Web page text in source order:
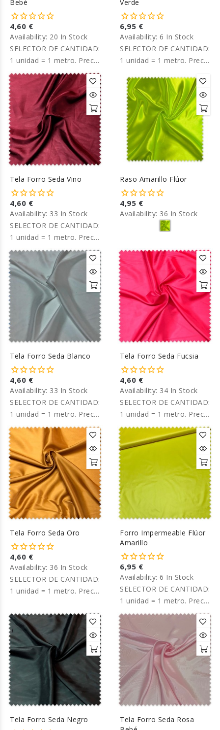
Bebé
4,60 €
Availability: 20 In Stock
SELECTOR DE CANTIDAD:
1 unidad = 1 metro. Precio
por metro.
Verde
6,95 €
Availability: 6 In Stock
SELECTOR DE CANTIDAD:
1 unidad = 1 metro. Precio
Tela Forro Seda Vino
4,60 €
Availability: 33 In Stock
SELECTOR DE CANTIDAD:
1 unidad = 1 metro. Precio
por metro.
Raso Amarillo Flúor
4,95 €
Availability: 36 In Stock
Tela Forro Seda Blanco
4,60 €
Availability: 33 In Stock
SELECTOR DE CANTIDAD:
1 unidad = 1 metro. Precio
por metro.
Tela Forro Seda Fucsia
4,60 €
Availability: 34 In Stock
SELECTOR DE CANTIDAD:
1 unidad = 1 metro. Precio
por metro.
Tela Forro Seda Oro
4,60 €
Availability: 36 In Stock
SELECTOR DE CANTIDAD:
1 unidad = 1 metro. Precio
Forro Impermeable Flúor
Amarillo
6,95 €
Availability: 6 In Stock
SELECTOR DE CANTIDAD:
1 unidad = 1 metro. Precio
por metro.
Tela Forro Seda Negro
Tela Forro Seda Rosa